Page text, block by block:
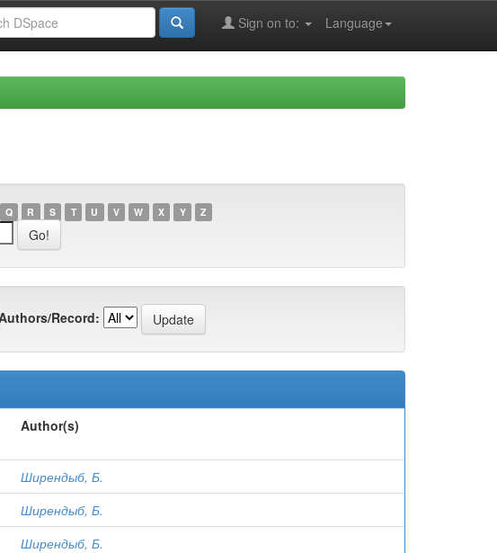
Language
Sign on to:
Q R S T U V W X Y Z
Record:
Author(s)
Ширендыб, Б.
Ширендыб, Б.
Ширендыб, Б.